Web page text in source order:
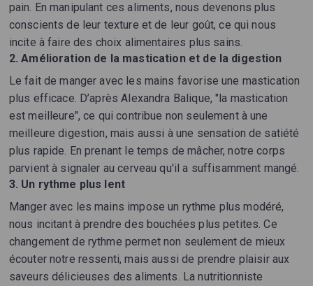
pain. En manipulant ces aliments, nous devenons plus
conscients de leur texture et de leur goût, ce qui nous
incite à faire des choix alimentaires plus sains.
2. Amélioration de la mastication et de la digestion
Le fait de manger avec les mains favorise une mastication
plus efficace. D’après Alexandra Balique, "la mastication
est meilleure", ce qui contribue non seulement à une
meilleure digestion, mais aussi à une sensation de satiété
plus rapide. En prenant le temps de mâcher, notre corps
parvient à signaler au cerveau qu'il a suffisamment mangé.
3. Un rythme plus lent
Manger avec les mains impose un rythme plus modéré,
nous incitant à prendre des bouchées plus petites. Ce
changement de rythme permet non seulement de mieux
écouter notre ressenti, mais aussi de prendre plaisir aux
saveurs délicieuses des aliments. La nutritionniste